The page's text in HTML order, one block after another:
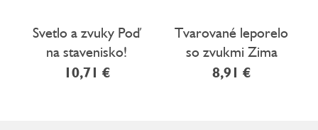
Svetlo a zvuky Poď
na stavenisko!
10,71 €
Tvarované leporelo
so zvukmi Zima
8,91 €